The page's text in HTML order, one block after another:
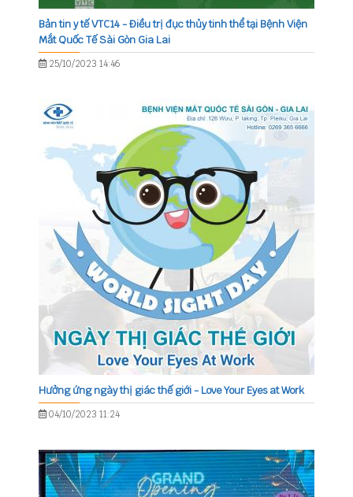
Bản tin y tế VTC14 - Điều trị đục thủy tinh thể tại Bệnh Viện
Mắt Quốc Tế Sài Gòn Gia Lai
25/10/2023 14:46
Hưởng ứng ngày thị giác thế giới - Love Your Eyes at Work
04/10/2023 11:24